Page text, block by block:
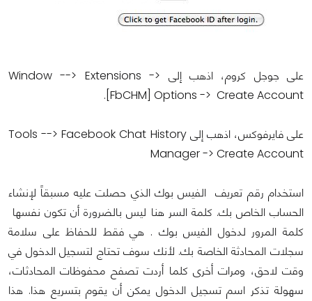
على جوجل كروم، اذهب إلى Window --> Extensions ->
[FbCHM] Options -> Create Account.
على فايرفوكس، اذهب إلى Tools --> Facebook Chat History
Manager -> Create Account
استخدام رقم تعريف الفيس بوك الذي حصلت عليه مسبقاً لإنشاء
الحساب الخاص بك. كلمة السر هنا ليس بالضرورة أن تكون نفسها
كلمة المرور لدخول الفيس بوك . هي فقط للحفاظ على سلامة
سجلات المحادثة الخاصة بك. لأنك سوف تحتاج لتسجيل الدخول في
وقت لاحق، ومرات أخرى كلما أردت تصفح محفوظات المحادثات،
سهولة تذكر اسم تسجيل الدخول يمكن أن يقوم بتسريع هذا. هذا